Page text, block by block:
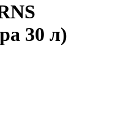
30 л)